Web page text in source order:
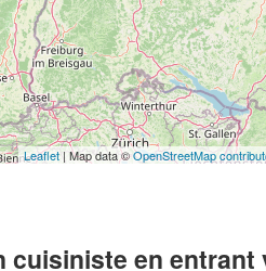
Leaflet | Map data ©OpenStreetMap
cuisiniste en